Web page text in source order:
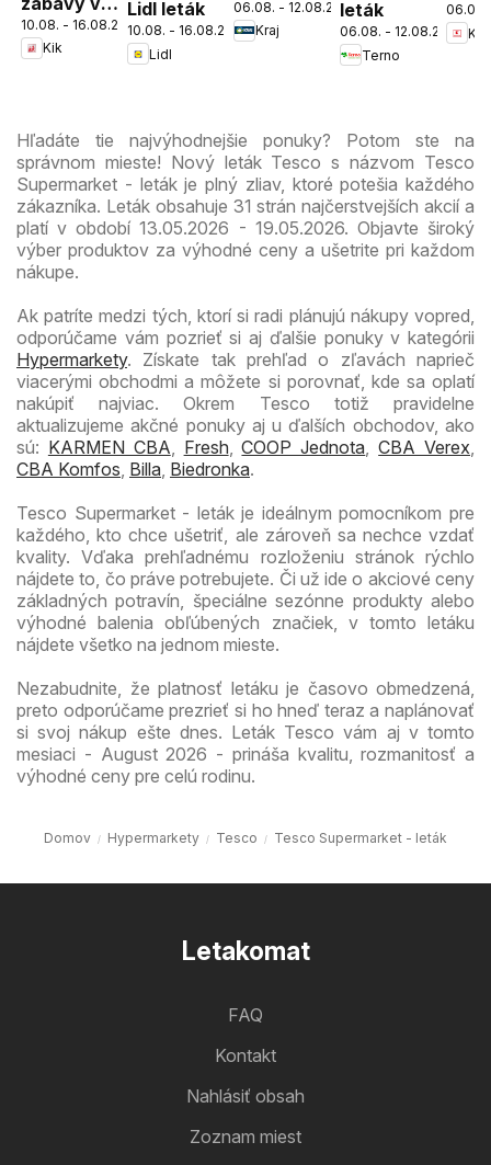
škole
10.08. - 16.08.2026
Kik
Lidl leták
10.08. - 16.08.2026
Lidl
06.08. - 12.08.2026
Kraj
leták
06.08. - 12.08.2026
Terno
Nové
06.08.
Hľadáte tie najvýhodnejšie ponuky? Potom ste na
správnom mieste! Nový leták Tesco s názvom Tesco
Supermarket - leták je plný zliav, ktoré potešia každého
zákazníka. Leták obsahuje 31 strán najčerstvejších akcií a
platí v období 13.05.2026 - 19.05.2026. Objavte široký
výber produktov za výhodné ceny a ušetrite pri každom
nákupe.
Ak patríte medzi tých, ktorí si radi plánujú nákupy vopred,
odporúčame vám pozrieť si aj ďalšie ponuky v kategórii
Hypermarkety. Získate tak prehľad o zľavách naprieč
viacerými obchodmi a môžete si porovnať, kde sa oplatí
nakúpiť najviac. Okrem Tesco totiž pravidelne
aktualizujeme akčné ponuky aj u ďalších obchodov, ako
sú: KARMEN CBA, Fresh,COOP Jednota,CBA Verex,
CBA Komfos, Billa, Biedronka.
Tesco Supermarket - leták je ideálnym pomocníkom pre
každého, kto chce ušetriť, ale zároveň sa nechce vzdať
kvality. Vďaka prehľadnému rozloženiu stránok rýchlo
nájdete to, čo práve potrebujete. Či už ide o akciové ceny
základných potravín, špeciálne sezónne produkty alebo
výhodné balenia obľúbených značiek, v tomto letáku
nájdete všetko na jednom mieste.
Nezabudnite, že platnosť letáku je časovo obmedzená,
preto odporúčame prezrieť si ho hneď teraz a naplánovať
si svoj nákup ešte dnes. Leták Tesco vám aj v tomto
mesiaci - August 2026 - prináša kvalitu, rozmanitosť a
výhodné ceny pre celú rodinu.
Domov Hypermarkety Tesco Tesco Supermarket - leták
Letakomat
FAQ
Kontakt
Nahlásiť obsah
Zoznam miest